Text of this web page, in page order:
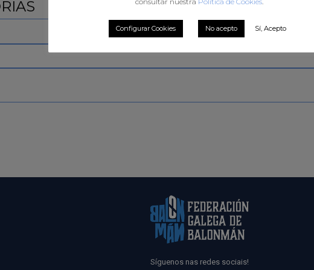
Síguenos nas redes sociais!
Configurar Cookies No acepto Sí, Acepto